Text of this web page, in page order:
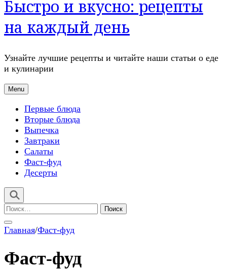
Быстро и вкусно: рецепты
на каждый день
Узнайте лучшие рецепты и читайте наши статьи о еде
и кулинарии
Menu
Первые блюда
Вторые блюда
Выпечка
Завтраки
Салаты
Фаст-фуд
Десерты
Найти:
Главная/Фаст-фуд
Фаст-фуд